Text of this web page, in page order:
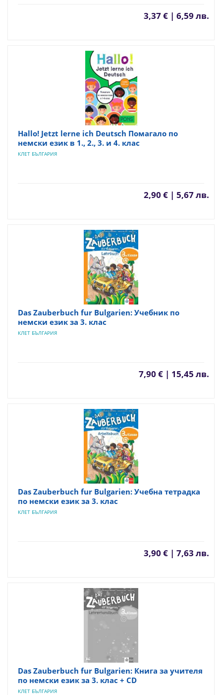
3,37 € | 6,59 лв.
Hallo! Jetzt lerne ich Deutsch Помагало по
немски език в 1., 2., 3. и 4. клас
КЛЕТ БЪЛГАРИЯ
2,90 € | 5,67 лв.
Das Zauberbuch fur Bulgarien: Учебник по
немски език за 3. клас
КЛЕТ БЪЛГАРИЯ
7,90 € | 15,45 лв.
Das Zauberbuch fur Bulgarien: Учебна тетрадка
по немски език за 3. клас
КЛЕТ БЪЛГАРИЯ
3,90 € | 7,63 лв.
Das Zauberbuch fur Bulgarien: Книга за учителя
по немски език за 3. клас + CD
КЛЕТ БЪЛГАРИЯ